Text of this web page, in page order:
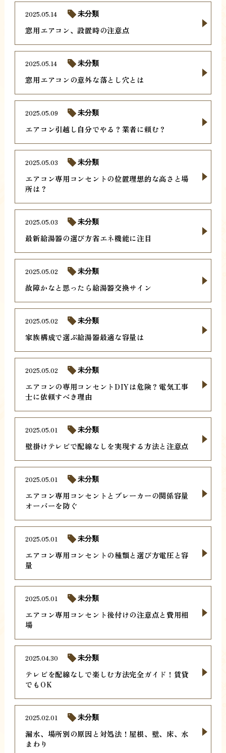
窓用エアコン、設置時の注意点
2025.05.14 未分類
窓用エアコンの意外な落とし穴とは
2025.05.14 未分類
エアコン引越し自分でやる？業者に頼む？
2025.05.09 未分類
エアコン専用コンセントの位置理想的な高さと場
所は？
2025.05.03 未分類
最新給湯器の選び方省エネ機能に注目
2025.05.03 未分類
故障かなと思ったら給湯器交換サイン
2025.05.02 未分類
家族構成で選ぶ給湯器最適な容量は
2025.05.02 未分類
エアコンの専用コンセントDIYは危険？電気工事
士に依頼すべき理由
2025.05.02 未分類
壁掛けテレビで配線なしを実現する方法と注意点
2025.05.01 未分類
エアコン専用コンセントとブレーカーの関係容量
オーバーを防ぐ
2025.05.01 未分類
エアコン専用コンセントの種類と選び方電圧と容
量
2025.05.01 未分類
エアコン専用コンセント後付けの注意点と費用相
場
2025.05.01 未分類
テレビを配線なしで楽しむ方法完全ガイド！賃貸
でもOK
2025.04.30 未分類
漏水、場所別の原因と対処法！屋根、壁、床、水
まわり
2025.02.01 未分類